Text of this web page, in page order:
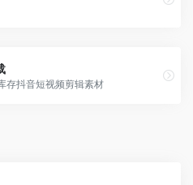
存抖音短视频剪辑素材